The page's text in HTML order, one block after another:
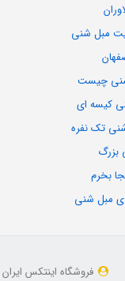
مبل شنی
چیست
کیسه ای
تک نفره
بزرگ
بخرم
مبل شنی
فروشگاه اینتکس ایران